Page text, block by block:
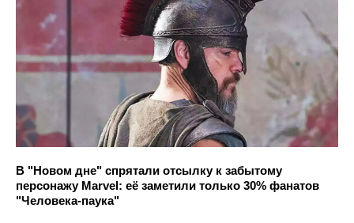
В "Новом дне" спрятали отсылку к забытому
персонажу Marvel: её заметили только 30% фанатов
"Человека-паука"